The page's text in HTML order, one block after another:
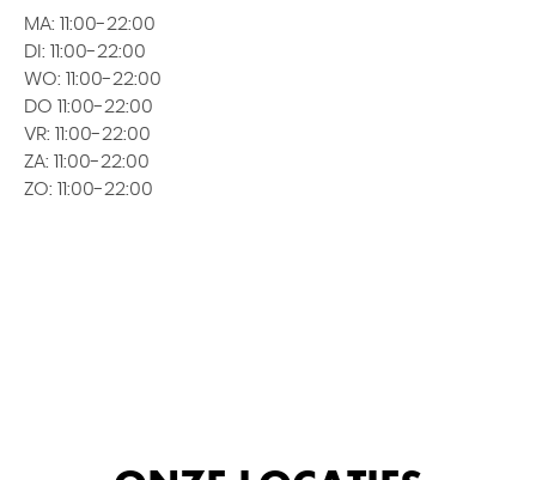
MA: 11:00-22:00
DI: 11:00-22:00
WO: 11:00-22:00
DO 11:00-22:00
VR: 11:00-22:00
ZA: 11:00-22:00
ZO: 11:00-22:00